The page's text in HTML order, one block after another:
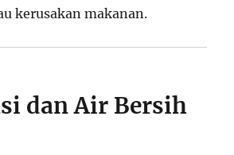
kerusakan makanan.
dan Air Bersih